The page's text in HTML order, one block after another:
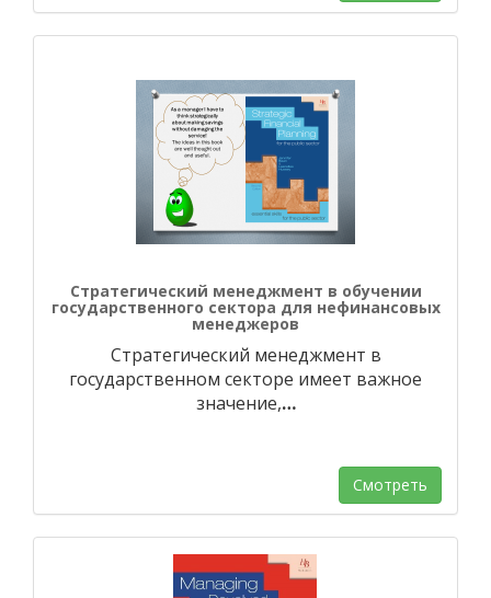
Стратегический менеджмент в обучении
государственного сектора для нефинансовых
менеджеров
Стратегический менеджмент в
государственном секторе имеет важное
значение,…
Смотреть